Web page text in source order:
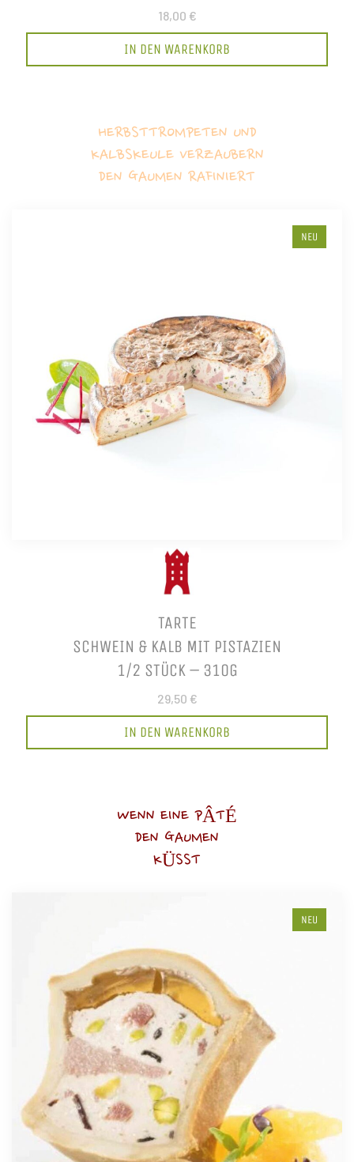
18,00 €
IN DEN WARENKORB
HERBSTTROMPETEN UND
KALBSKEULE VERZAUBERN
DEN GAUMEN RAFINIERT
NEU
TARTE
SCHWEIN & KALB MIT PISTAZIEN
1/2 STÜCK – 310G
29,50 €
IN DEN WARENKORB
WENN EINE PÂTÉ
DEN GAUMEN
KÜSST
NEU